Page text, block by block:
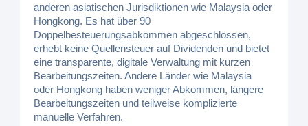
anderen asiatischen Jurisdiktionen wie Malaysia oder
Hongkong. Es hat über 90
Doppelbesteuerungsabkommen abgeschlossen,
erhebt keine Quellensteuer auf Dividenden und bietet
eine transparente, digitale Verwaltung mit kurzen
Bearbeitungszeiten. Andere Länder wie Malaysia
oder Hongkong haben weniger Abkommen, längere
Bearbeitungszeiten und teilweise komplizierte
manuelle Verfahren.